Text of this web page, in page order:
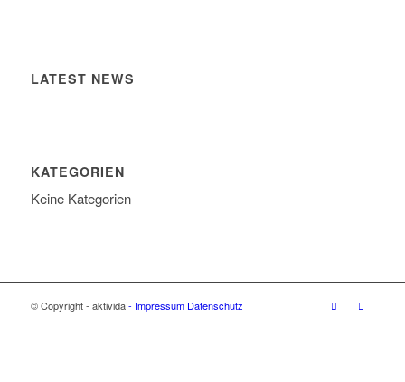
LATEST NEWS
KATEGORIEN
Keine Kategorien
© Copyright - aktivida- Impressum Datenschutz